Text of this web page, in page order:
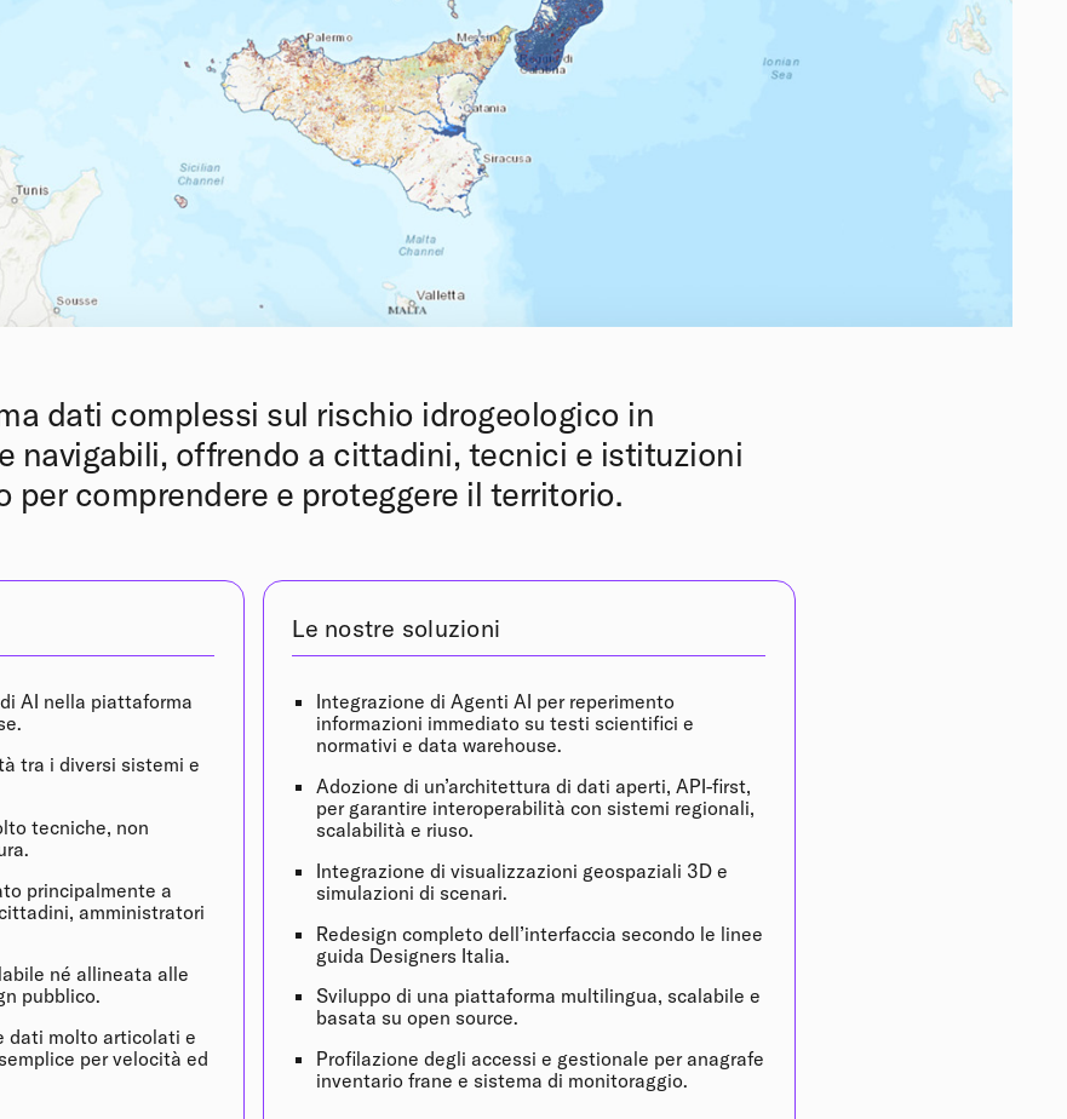
dati complessi sul rischio idrogeologico in
navigabili, offrendo a cittadini, tecnici e istituzioni
per comprendere e proteggere il territorio.
AI nella piattaforma
tra i diversi sistemi e
tecniche, non
principalmente a
amministratori
né allineata alle
pubblico.
dati molto articolati e
per velocità ed
Le nostre soluzioni
Integrazione di Agenti AI per reperimento
informazioni immediato su testi scientifici e
normativi e data warehouse.
Adozione di un’architettura di dati aperti, API-first,
per garantire interoperabilità con sistemi regionali,
scalabilità e riuso.
Integrazione di visualizzazioni geospaziali 3D e
simulazioni di scenari.
Redesign completo dell’interfaccia secondo le linee
guida Designers Italia.
Sviluppo di una piattaforma multilingua, scalabile e
basata su open source.
Profilazione degli accessi e gestionale per anagrafe
inventario frane e sistema di monitoraggio.